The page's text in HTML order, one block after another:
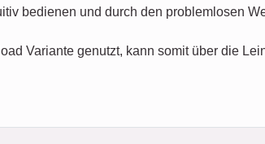
bedienen und durch den problemlosen
Variante genutzt, kann somit über die